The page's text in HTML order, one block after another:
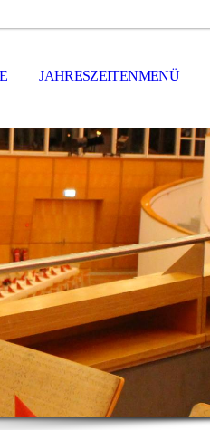
JAHRESZEITENMENÜ